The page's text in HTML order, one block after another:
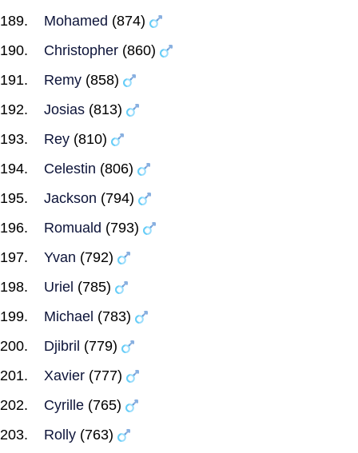
Mohamed (874)
Christopher (860)
Remy (858)
Josias (813)
Rey (810)
Celestin (806)
Jackson (794)
Romuald (793)
Yvan (792)
Uriel (785)
Michael (783)
Djibril (779)
Xavier (777)
Cyrille (765)
Rolly (763)